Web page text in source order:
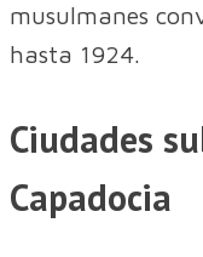
musulmanes
hasta 1924.
Ciudades
Capadocia